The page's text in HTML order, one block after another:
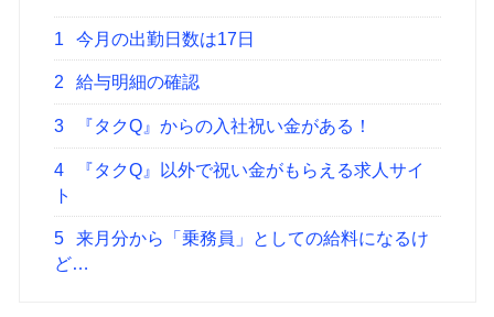
1 今月の出勤日数は17日
2 給与明細の確認
3 『タクQ』からの入社祝い金がある！
4
『タクQ』以外で祝い金がもらえる求人サイ
ト
5
来月分から「乗務員」としての給料になるけ
ど…